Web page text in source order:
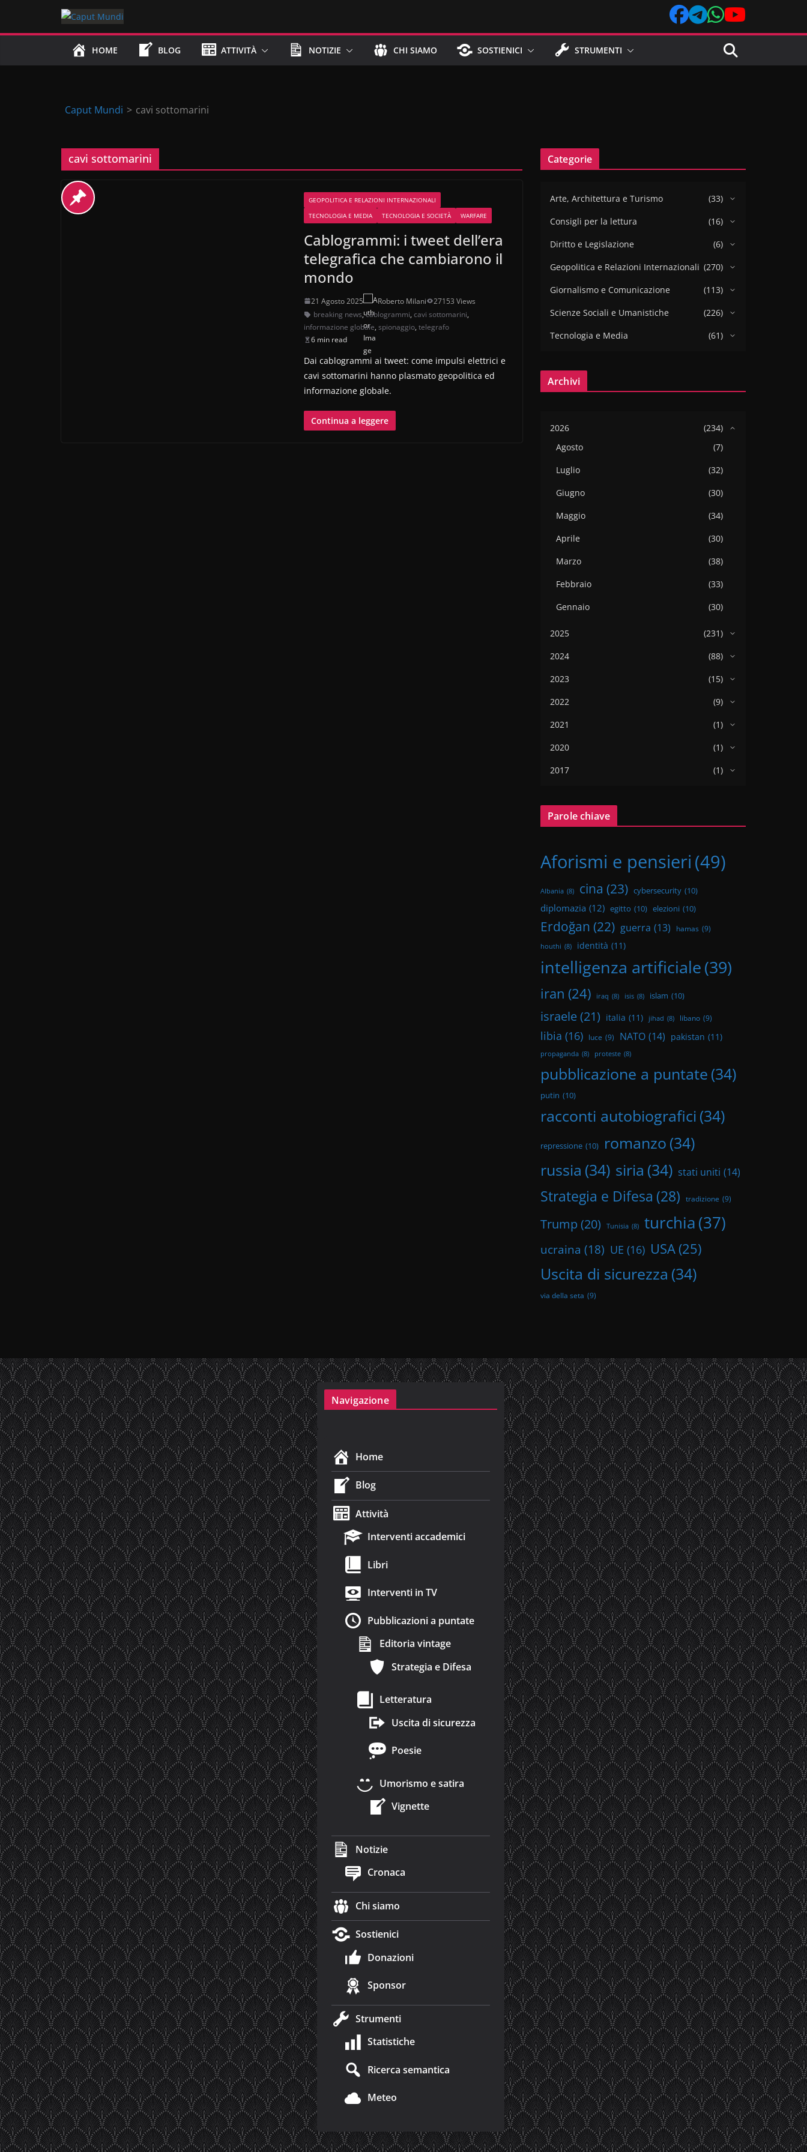
HOME BLOG ATTIVITÀ NOTIZIE CHI SIAMO SOSTIENICI STRUMENTI
Caput Mundi > cavi sottomarini
cavi sottomarini
GEOPOLITICA E RELAZIONI INTERNAZIONALI
TECNOLOGIA E MEDIA
TECNOLOGIA E SOCIETÀ WARFARE
Cablogrammi: i tweet dell’era
telegrafica che cambiarono il
mondo
21 Agosto 2025 Roberto Milani
27153 Views
breaking news,cablogrammi, cavi sottomarini,
informazione globale, spionaggio, telegrafo
6 min read
Dai cablogrammi ai tweet: come impulsi elettrici e
cavi sottomarini hanno plasmato geopolitica ed
informazione globale.
Continua a leggere
Categorie
Arte, Architettura e Turismo
(33)
Consigli per la lettura
(16)
Diritto e Legislazione
(6)
Geopolitica e Relazioni Internazionali (270)
Giornalismo e Comunicazione
(113)
Scienze Sociali e Umanistiche
(226)
Tecnologia e Media
(61)
Archivi
2026
(234)
Agosto
(7)
Luglio
(32)
Giugno
(30)
Maggio
(34)
Aprile
(30)
Marzo
(38)
Febbraio
(33)
Gennaio
(30)
2025
(231)
2024
(88)
2023
(15)
2022
(9)
2021
(1)
2020
(1)
2017
(1)
Parole chiave
Aforismi e pensieri (49)
Albania (8) cina (23) cybersecurity (10)
diplomazia (12) egitto (10) elezioni (10)
Erdoğan (22) guerra (13) hamas (9)
houthi (8) identità (11)
intelligenza artificiale(39)
iran (24) iraq (8) isis (8) islam (10)
israele(21) italia (11) jihad (8) libano (9)
libia (16) luce (9) NATO (14) pakistan (11)
propaganda (8) proteste (8)
pubblicazione a puntate (34)
putin (10)
racconti autobiografici (34)
repressione (10) romanzo (34)
russia (34) siria (34) stati uniti (14)
Strategia e Difesa (28) tradizione (9)
Trump (20) Tunisia (8) turchia(37)
ucraina (18) UE (16) USA (25)
Uscita di sicurezza (34)
via della seta (9)
Navigazione
Home
Blog
Attività
Interventi accademici
Libri
Interventi in TV
Pubblicazioni a puntate
Editoria vintage
Strategia e Difesa
Letteratura
Uscita di sicurezza
Poesie
Umorismo e satira
Vignette
Notizie
Cronaca
Chi siamo
Sostienici
Donazioni
Sponsor
Strumenti
Statistiche
Ricerca semantica
Meteo